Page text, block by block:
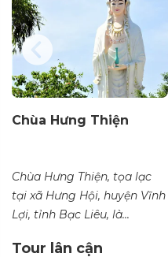
Chùa Hưng Thiện
Chùa Hưng Thiện, tọa lạc
tại xã Hưng Hội, huyện Vĩnh
Lợi, tỉnh Bạc Liêu, là...
Tour lân cận